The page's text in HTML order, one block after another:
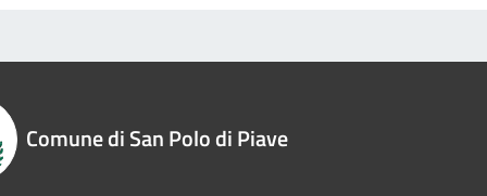
Comune di San Polo di Piave